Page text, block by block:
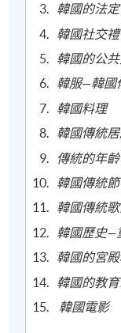
韓國的法
韓國社交
韓國的公
韓服—韓國
韓國料理
韓國傳統
傳統的年
韓國傳統
韓國傳統
韓國歷史—
韓國的宮
韓國的教
韓國電影